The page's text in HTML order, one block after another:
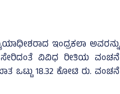
ಇಂದ್ರಕಲಾ ಅವರನ್ನು
ವಿವಿಧ ರೀತಿಯ ವಂಚನೆ
ಒಟ್ಟು 18.32 ಕೋಟಿ ರು. ವಂಚನೆ